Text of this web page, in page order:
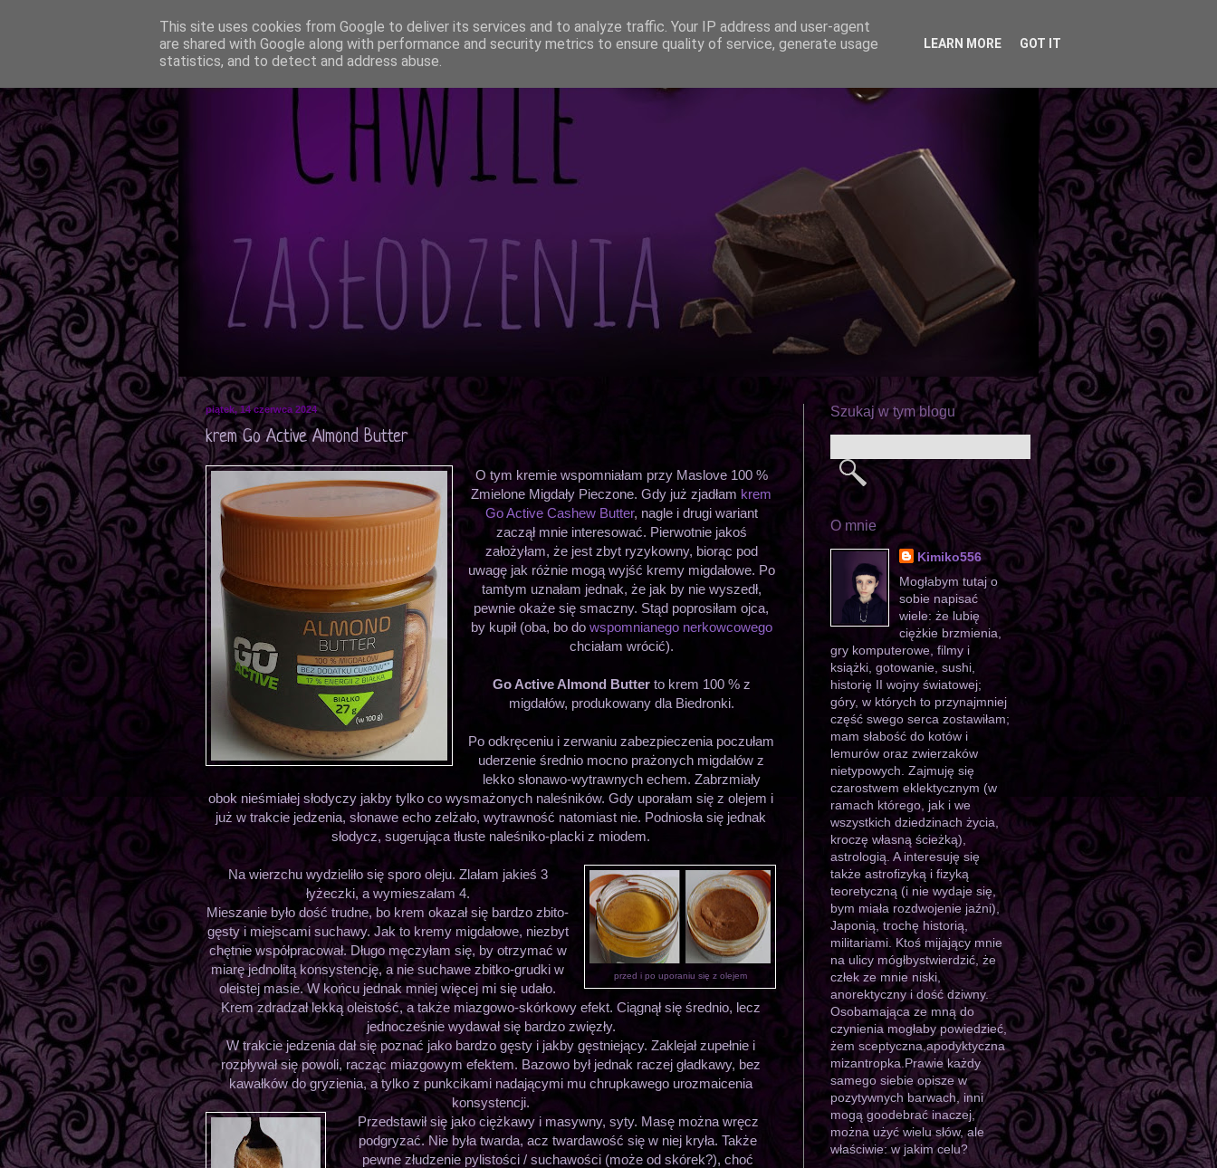
piątek, 14 czerwca 2024
krem Go Active Almond Butter
O tym kremie wspomniałam przy Maslove 100 %
Zmielone Migdały Pieczone. Gdy już zjadłam krem
Go Active Cashew Butter, nagle i drugi wariant
zaczął mnie interesować. Pierwotnie jakoś
założyłam, że jest zbyt ryzykowny, biorąc pod
uwagę jak różnie mogą wyjść kremy migdałowe. Po
tamtym uznałam jednak, że jak by nie wyszedł,
pewnie okaże się smaczny. Stąd poprosiłam ojca,
by kupił (oba, bo do wspomnianego nerkowcowego
chciałam wrócić).
Go Active Almond Butterto krem 100 % z
migdałów, produkowany dla Biedronki.
Po odkręceniu i zerwaniu zabezpieczenia poczułam
uderzenie średnio mocno prażonych migdałów z
lekko słonawo-wytrawnych echem. Zabrzmiały
obok nieśmiałej słodyczy jakby tylko co wysmażonych naleśników. Gdy uporałam się z olejem i
już w trakcie jedzenia, słonawe echo zelżało, wytrawność natomiast nie. Podniosła się jednak
słodycz, sugerująca tłuste naleśniko-placki z miodem.
przed i po uporaniu się z olejem
Na wierzchu wydzieliło się sporo oleju. Zlałam jakieś 3
łyżeczki, a wymieszałam 4.
Mieszanie było dość trudne, bo krem okazał się bardzo zbito-
gęsty i miejscami suchawy. Jak to kremy migdałowe, niezbyt
chętnie współpracował. Długo męczyłam się, by otrzymać w
miarę jednolitą konsystencję, a nie suchawe zbitko-grudki w
oleistej masie. W końcu jednak mniej więcej mi się udało.
Krem zdradzał lekką oleistość, a także miazgowo-skórkowy efekt. Ciągnął się średnio, lecz
jednocześnie wydawał się bardzo zwięzły.
W trakcie jedzenia dał się poznać jako bardzo gęsty i jakby gęstniejący. Zaklejał zupełnie i
rozpływał się powoli, racząc miazgowym efektem. Bazowo był jednak raczej gładkawy, bez
kawałków do gryzienia, a tylko z punkcikami nadającymi mu chrupkawego urozmaicenia
konsystencji.
Przedstawił się jako ciężkawy i masywny, syty. Masę można wręcz
podgryzać. Nie była twarda, acz twardawość się w niej kryła. Także
pewne złudzenie pylistości / suchawości (może od skórek?), choć
Szukaj w tym blogu
O mnie
Kimiko556
Mogłabym tutaj o
sobie napisać
wiele: że lubię
ciężkie brzmienia,
gry komputerowe, filmy i
książki, gotowanie, sushi,
historię II wojny światowej;
góry, w których to przynajmniej
część swego serca zostawiłam;
mam słabość do kotów i
lemurów oraz zwierzaków
nietypowych. Zajmuję się
czarostwem eklektycznym (w
ramach którego, jak i we
wszystkich dziedzinach życia,
kroczę własną ścieżką),
astrologią. A interesuję się
także astrofizyką i fizyką
teoretyczną (i nie wydaje się,
bym miała rozdwojenie jaźni),
Japonią, trochę historią,
militariami. Ktoś mijający mnie
na ulicy mógłbystwierdzić, że
człek ze mnie niski,
anorektyczny i dość dziwny.
Osobamająca ze mną do
czynienia mogłaby powiedzieć,
żem sceptyczna,apodyktyczna
mizantropka.Prawie każdy
samego siebie opisze w
pozytywnych barwach, inni
mogą goodebrać inaczej,
można użyć wielu słów, ale
właściwie: w jakim celu?
This site uses cookies from Google to deliver its services and to analyze traffic. Your IP address and user-agent
are shared with Google along with performance and security metrics to ensure quality of service, generate usage
statistics, and to detect and address abuse.
LEARN MORE GOT IT